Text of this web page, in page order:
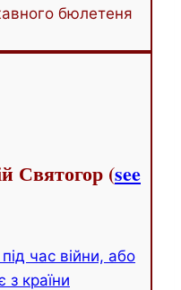
бюлетеня
Святогор (see
час війни, або
з країни